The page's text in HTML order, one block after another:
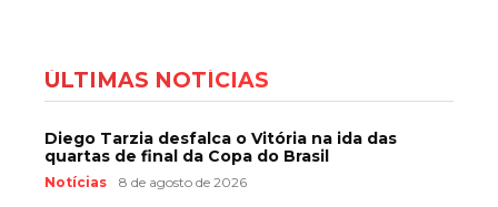
ÚLTIMAS NOTÍCIAS
Diego Tarzia desfalca o Vitória na ida das
quartas de final da Copa do Brasil
Notícias 8 de agosto de 2026